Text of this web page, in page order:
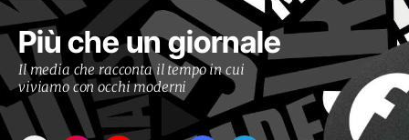
Più che un giornale
Il media che racconta il tempo in cui
viviamo con occhi moderni